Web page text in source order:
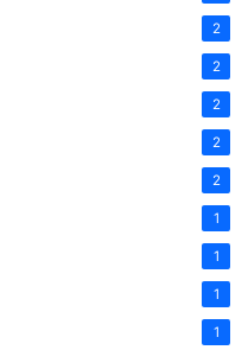
2
2
2
2
2
1
1
1
1